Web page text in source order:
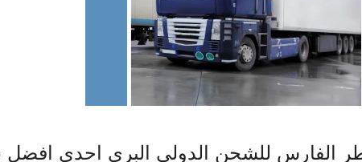
للشحن الدولى البرى احدى